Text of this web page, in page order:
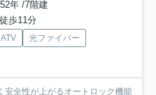
年 /7階建
歩11分
光ファイバー
安全性が上がるオートロック機能